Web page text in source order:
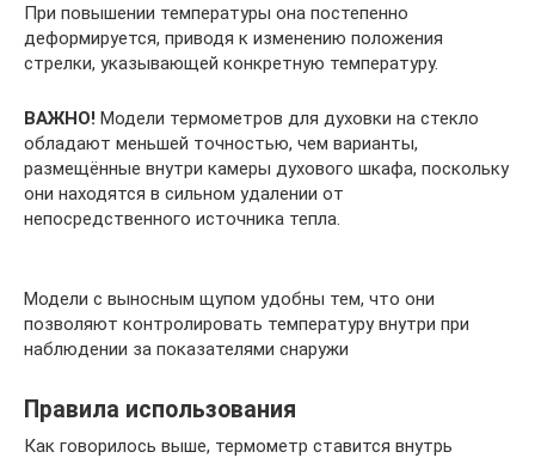
При повышении температуры она постепенно
деформируется, приводя к изменению положения
стрелки, указывающей конкретную температуру.
ВАЖНО! Модели термометров для духовки на стекло
обладают меньшей точностью, чем варианты,
размещённые внутри камеры духового шкафа, поскольку
они находятся в сильном удалении от
непосредственного источника тепла.
Модели с выносным щупом удобны тем, что они
позволяют контролировать температуру внутри при
наблюдении за показателями снаружи
Правила использования
Как говорилось выше, термометр ставится внутрь